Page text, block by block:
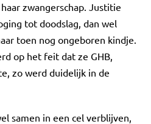
zwangerschap. Justitie
tot doodslag, dan wel
toen nog ongeboren kindje.
op het feit dat ze GHB,
zo werd duidelijk in de
samen in een cel verblijven,